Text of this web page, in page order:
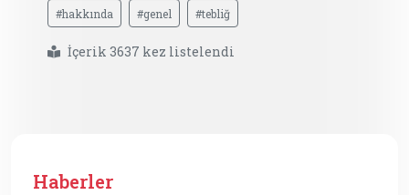
#hakkında #genel #tebliğ
İçerik 3637 kez listelendi
Haberler